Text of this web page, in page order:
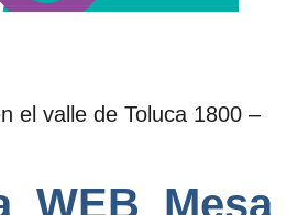
el valle de Toluca 1800 –